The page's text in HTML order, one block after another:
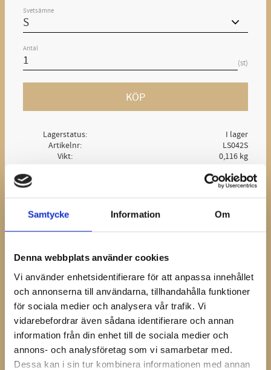
Samtycke Information Om
Denna webbplats använder cookies
Vi använder enhetsidentifierare för att anpassa innehållet
och annonserna till användarna, tillhandahålla funktioner
för sociala medier och analysera vår trafik. Vi
vidarebefordrar även sådana identifierare och annan
information från din enhet till de sociala medier och
annons- och analysföretag som vi samarbetar med.
Dessa kan i sin tur kombinera informationen med annan
Svetsämne
Antal
st
KÖP
Lagerstatus
I lager
Artikelnr
LS042S
Vikt
0,116 kg
Svetsämne för tillverkning av heartbar ringskor.
Måttet är taget för att passa det minsta avståndet
mellan skons skänklar.
Sort / StorlekBreddTjocklek
Heartbar / S 72mm6mm
Heartbar / M 79mm 6mm
Heartbar / L 90mm6mm
Övrig Info: